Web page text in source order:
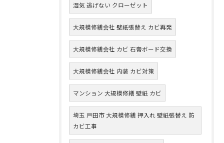
湿気 逃げない クローゼット
大規模修繕会社 壁紙張替え カビ再発
大規模修繕会社 カビ 石膏ボード交換
大規模修繕会社 内装 カビ対策
マンション 大規模修繕 壁紙 カビ
埼玉 戸田市 大規模修繕 押入れ 壁紙張替え 防
カビ工事